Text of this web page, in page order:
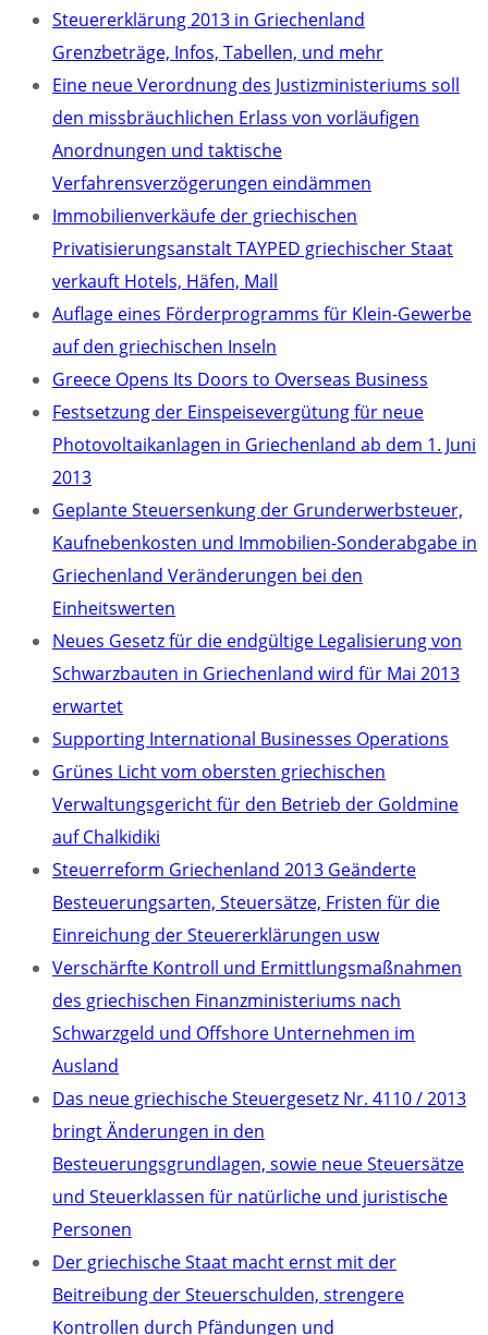
Steuererklärung 2013 in Griechenland
Grenzbeträge, Infos, Tabellen, und mehr
Eine neue Verordnung des Justizministeriums soll
den missbräuchlichen Erlass von vorläufigen
Anordnungen und taktische
Verfahrensverzögerungen eindämmen
Immobilienverkäufe der griechischen
Privatisierungsanstalt TAYPED griechischer Staat
verkauft Hotels, Häfen, Mall
Auflage eines Förderprogramms für Klein-Gewerbe
auf den griechischen Inseln
Greece Opens Its Doors to Overseas Business
Festsetzung der Einspeisevergütung für neue
Photovoltaikanlagen in Griechenland ab dem 1. Juni
2013
Geplante Steuersenkung der Grunderwerbsteuer,
Kaufnebenkosten und Immobilien-Sonderabgabe in
Griechenland Veränderungen bei den
Einheitswerten
Neues Gesetz für die endgültige Legalisierung von
Schwarzbauten in Griechenland wird für Mai 2013
erwartet
Supporting International Businesses Operations
Grünes Licht vom obersten griechischen
Verwaltungsgericht für den Betrieb der Goldmine
auf Chalkidiki
Steuerreform Griechenland 2013 Geänderte
Besteuerungsarten, Steuersätze, Fristen für die
Einreichung der Steuererklärungen usw
Verschärfte Kontroll und Ermittlungsmaßnahmen
des griechischen Finanzministeriums nach
Schwarzgeld und Offshore Unternehmen im
Ausland
Das neue griechische Steuergesetz Nr. 4110 / 2013
bringt Änderungen in den
Besteuerungsgrundlagen, sowie neue Steuersätze
und Steuerklassen für natürliche und juristische
Personen
Der griechische Staat macht ernst mit der
Beitreibung der Steuerschulden, strengere
Kontrollen durch Pfändungen und